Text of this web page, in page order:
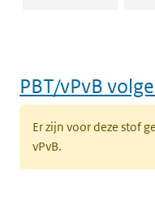
PBT/vPvB
Er zijn voor deze stof
vPvB.